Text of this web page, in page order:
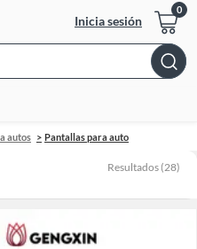
Inicia sesión
Bar
autos Pantallas para auto
Resultados (28)